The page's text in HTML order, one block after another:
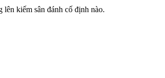
kiếm sân đánh cố định nào.